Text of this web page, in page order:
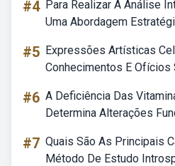
#4 Para Realizar A Análise
Uma Abordagem
#5 Expressões Artísticas
Conhecimentos E Ofícios
#6 A Deficiência Das
Determina Alterações
#7 Quais São As Principais
Método De Estudo